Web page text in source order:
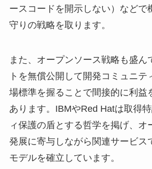
ースコードを開示しない）などで
守りの戦略を取ります。
また、オープンソース戦略も盛ん
トを無償公開して開発コミュニテ
場標準を握ることで間接的に利益
あります。IBMやRed Hatは取得
ィ保護の盾とする哲学を掲げ、オ
発展に寄与しながら関連サービス
モデルを確立しています。